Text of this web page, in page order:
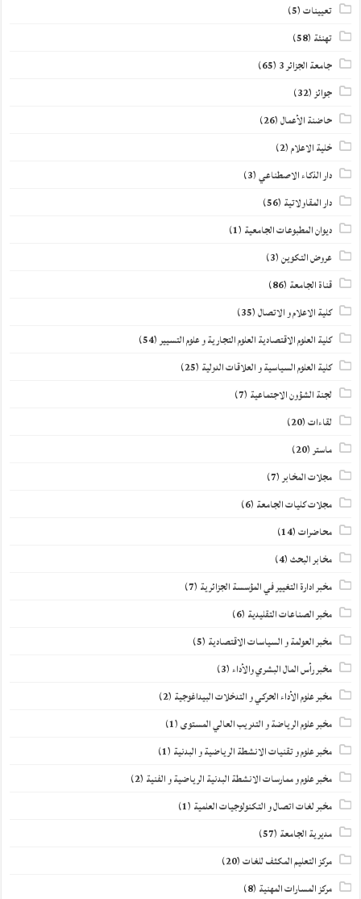
تعيينات(5)
تهنئة (58)
جامعة الجزائر 3 (65)
جوائز(32)
حاضنة الأعمال(26)
خلية الاعلام(2)
دار الذكاء الاصطناعي(3)
دار المقاولاتية (56)
ديوان المطبوعات الجامعية (1)
عروض التكوين(3)
قناة الجامعة (86)
كلية الاعلام و الاتصال(35)
كلية العلوم الاقتصادية العلوم التجارية و علوم التسيير(54)
كلية العلوم السياسية و العلاقات الدولية (25)
لجنة الشؤون الاجتماعية (7)
لقاءات(20)
ماستر(20)
مجلات المخابر(7)
مجلات كليات الجامعة (6)
محاضرات(14)
مخابر البحث(4)
مخبر ادارة التغيير في المؤسسة الجزائرية (7)
مخبر الصناعات التقليدية (6)
مخبر العولمة و السياسات الاقتصادية (5)
مخبر رأس المال البشري والأداء(3)
مخبر علوم الأداء الحركي و التدخلات البيداغوجية (2)
مخبر علوم الرياضة و التدريب العالي المستوى(1)
مخبر علوم و تقنيات الانشطة الرياضية و البدنية (1)
مخبر علوم و ممارسات الانشطة البدنية الرياضية و الفنية (2)
مخبر لغات اتصال و التكنولوجيات العلمية (1)
مديرية الجامعة (57)
مركز التعليم المكثف للغات(20)
مركز المسارات المهنية (8)